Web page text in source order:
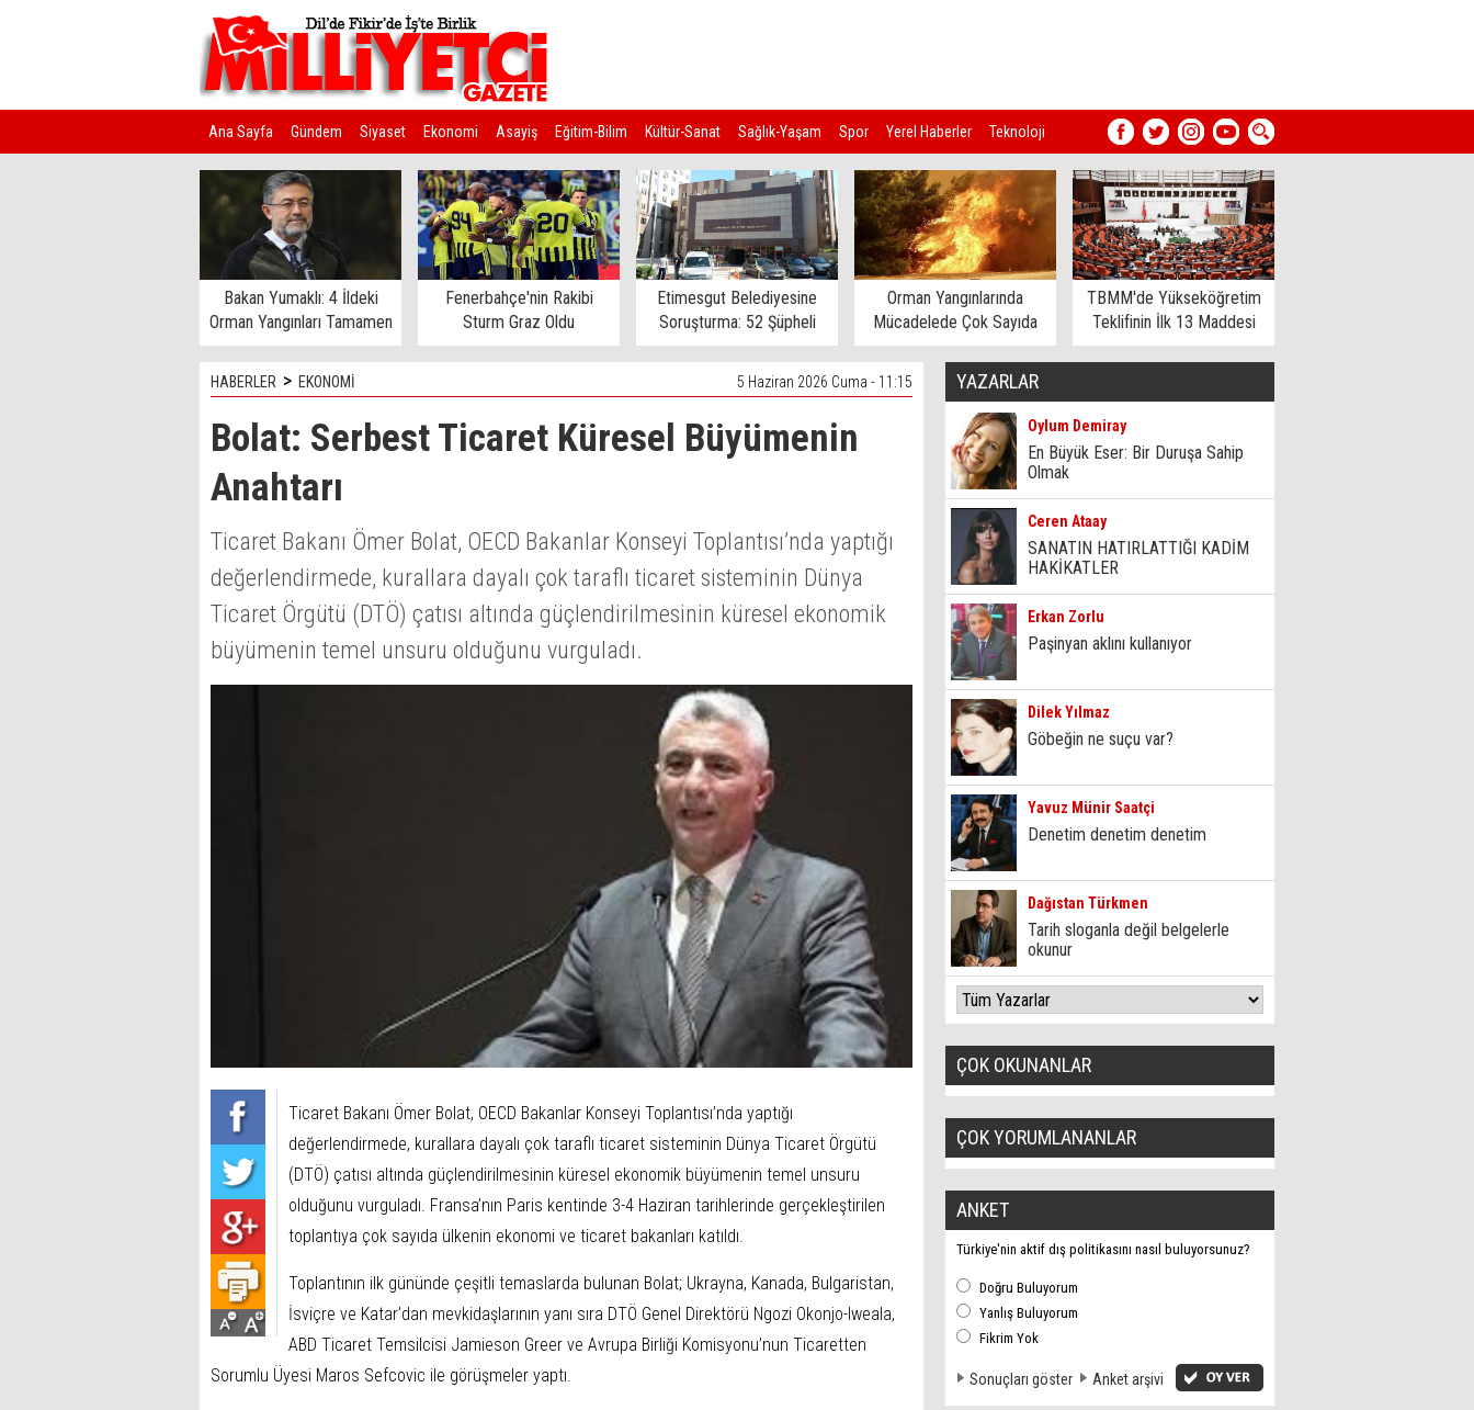
Ana Sayfa Gündem Siyaset Ekonomi Asayiş Eğitim-Bilim Kültür-Sanat Sağlık-Yaşam Spor Yerel Haberler Teknoloji
Kim Kimdir?
Bakan Yumaklı: 4 İldeki
Orman Yangınları Tamamen
Kontrol Altında
Fenerbahçe'nin Rakibi
Sturm Graz Oldu
Etimesgut Belediyesine
Soruşturma: 52 Şüpheli
Gözaltına Alındı
Orman Yangınlarında
Mücadelede Çok Sayıda
Ev Tahliye Edildi
TBMM'de Yükseköğretim
Teklifinin İlk 13 Maddesi
Kabul Edildi
HABERLER > EKONOMİ 5 Haziran 2026 Cuma - 11:15
Bolat: Serbest Ticaret Küresel Büyümenin
Anahtarı
Ticaret Bakanı Ömer Bolat, OECD Bakanlar Konseyi Toplantısı’nda yaptığı
değerlendirmede, kurallara dayalı çok taraflı ticaret sisteminin Dünya
Ticaret Örgütü (DTÖ) çatısı altında güçlendirilmesinin küresel ekonomik
büyümenin temel unsuru olduğunu vurguladı.
Ticaret Bakanı Ömer Bolat, OECD Bakanlar Konseyi Toplantısı’nda yaptığı
değerlendirmede, kurallara dayalı çok taraflı ticaret sisteminin Dünya Ticaret Örgütü
(DTÖ) çatısı altında güçlendirilmesinin küresel ekonomik büyümenin temel unsuru
olduğunu vurguladı. Fransa’nın Paris kentinde 3-4 Haziran tarihlerinde gerçekleştirilen
toplantıya çok sayıda ülkenin ekonomi ve ticaret bakanları katıldı.
Toplantının ilk gününde çeşitli temaslarda bulunan Bolat; Ukrayna, Kanada, Bulgaristan,
İsviçre ve Katar’dan mevkidaşlarının yanı sıra DTÖ Genel Direktörü Ngozi Okonjo-Iweala,
ABD Ticaret Temsilcisi Jamieson Greer ve Avrupa Birliği Komisyonu’nun Ticaretten
Sorumlu Üyesi Maros Sefcovic ile görüşmeler yaptı.
YAZARLAR
Oylum Demiray
En Büyük Eser: Bir Duruşa Sahip
Olmak
Ceren Ataay
SANATIN HATIRLATTIĞI KADİM
HAKİKATLER
Erkan Zorlu
Paşinyan aklını kullanıyor
Dilek Yılmaz
Göbeğin ne suçu var?
Yavuz Münir Saatçi
Denetim denetim denetim
Dağıstan Türkmen
Tarih sloganla değil belgelerle
okunur
ÇOK OKUNANLAR
ÇOK YORUMLANANLAR
ANKET
Türkiye'nin aktif dış politikasını nasıl buluyorsunuz?
Doğru Buluyorum
Yanlış Buluyorum
Fikrim Yok
Sonuçları göster Anket arşivi